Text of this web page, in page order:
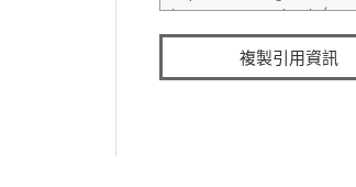
複製引用資訊